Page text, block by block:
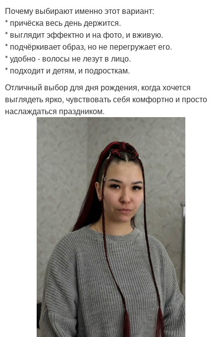
Почему выбирают именно этот вариант:
* причёска весь день держится.
* выглядит эффектно и на фото, и вживую.
* подчёркивает образ, но не перегружает его.
* удобно - волосы не лезут в лицо.
* подходит и детям, и подросткам.
Отличный выбор для дня рождения, когда хочется
выглядеть ярко, чувствовать себя комфортно и просто
наслаждаться праздником.